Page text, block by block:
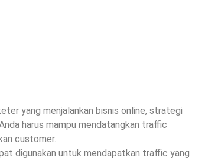
yang menjalankan bisnis online, strategi
harus mampu mendatangkan traffic
customer.
digunakan untuk mendapatkan traffic yang